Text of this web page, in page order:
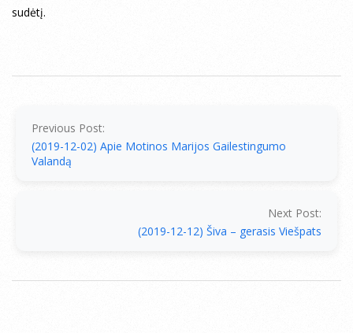
sudėtį.
Previous Post:
(2019-12-02) Apie Motinos Marijos Gailestingumo
Valandą
Next Post:
(2019-12-12) Šiva – gerasis Viešpats